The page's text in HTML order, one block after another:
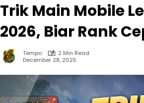
Trik Main Mobile
2026, Biar Rank
Tempo
2 Min Read
December 28, 2025